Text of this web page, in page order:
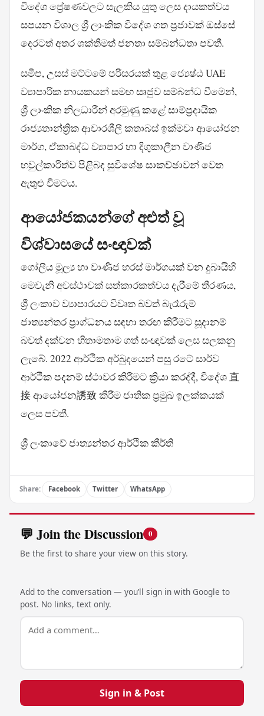
විදේශ ප්‍රේෂණවලට සැලකිය යුතු ලෙස දායකත්වය
සපයන විශාල ශ්‍රී ලාංකික විදේශ ගත ප්‍රජාවක් ඔස්සේ
දෙරටත් අතර ශක්තිමත් ජනතා සම්බන්ධතා පවතී.
සමීප, උසස් මට්ටමේ පරිසරයක් තුළ ජ්‍යෙෂ්ඨ UAE
ව්‍යාපාරික නායකයන් සමඟ සෘජුව සම්බන්ධ වීමෙන්,
ශ්‍රී ලාංකික නිලධාරීන් අරමුණු කළේ සාම්ප්‍රදායික
රාජ්‍යතාන්ත්‍රික ආචාරශීලී කතාබස් ඉක්මවා ආයෝජන
මාර්ග, ඒකාබද්ධ ව්‍යාපාර හා දිගුකාලීන වාණිජ
හවුල්කාරිත්ව පිළිබඳ සුවිශේෂ සාකච්ඡාවන් වෙත
ඇතුළු වීමටය.
ආයෝජකයන්ගේ අළුත් වූ
විශ්වාසයේ සංඥාවක්
ගෝලීය මූල්‍ය හා වාණිජ හරස් මාර්ගයක් වන දුබායිහි
මෙවැනි අවස්ථාවක් සත්කාරකත්වය දැරීමේ තීරණය,
ශ්‍රී ලංකාව ව්‍යාපාරයට විවෘත බවත් බැරෑරුම්
ජාත්‍යන්තර ප්‍රාග්ධනය සඳහා තරඟ කිරීමට සූදානම්
බවත් දක්වන හිතාමතාම ගත් සංඥාවක් ලෙස සලකනු
ලැබේ. 2022 ආර්ථික අර්බුදයෙන් පසු රටේ සාර්ව
ආර්ථික පදනම් ස්ථාවර කිරීමට ක්‍රියා කරද්දී, විදේශ 直
接 ආයෝජන誘致 කිරීම ජාතික ප්‍රමුඛ ඉලක්කයක්
ලෙස පවතී.
ශ්‍රී ලංකාවේ ජාත්‍යන්තර ආර්ථික කීර්ති
Share: Facebook Twitter WhatsApp
💬 Join the Discussion 0
Be the first to share your view on this story.
Add to the conversation — you’ll sign in with Google to
post. No links, text only.
Sign in & Post